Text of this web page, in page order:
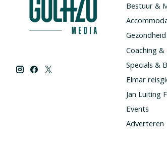
Bestuur &
Coaching
Specials &
Elmar
Jan Luiting
Events
Adverteren